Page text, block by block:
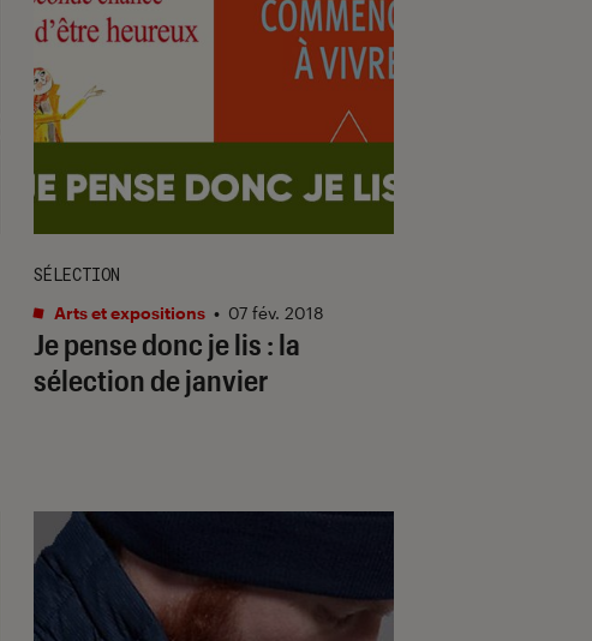
Je pense donc je lis : la
sélection de janvier
SÉLECTION
Arts et expositions • 07 fév. 2018